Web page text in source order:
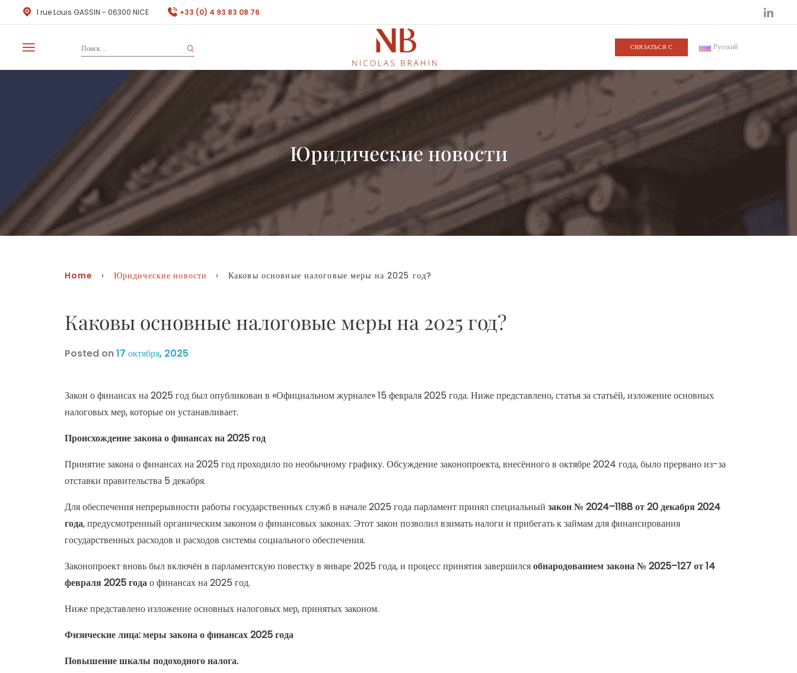
1 rue Louis GASSIN - 06300 NICE +33 (0) 4 93 83 08 76
СВЯЗАТЬСЯ С Русский
Юридические новости
Home › Юридические новости › Каковы основные налоговые меры на 2025 год?
Каковы основные налоговые меры на 2025 год?
Posted on17 октября, 2025
Закон о финансах на 2025 год был опубликован в «Официальном журнале» 15 февраля 2025 года. Ниже представлено, статья за статьёй, изложение основных
налоговых мер, которые он устанавливает.
Происхождение закона о финансах на 2025 год
Принятие закона о финансах на 2025 год проходило по необычному графику. Обсуждение законопроекта, внесённого в октябре 2024 года, было прервано из-за
отставки правительства 5 декабря.
Для обеспечения непрерывности работы государственных служб в начале 2025 года парламент принял специальный закон № 2024–1188 от 20 декабря 2024
года, предусмотренный органическим законом о финансовых законах. Этот закон позволил взимать налоги и прибегать к займам для финансирования
государственных расходов и расходов системы социального обеспечения.
Законопроект вновь был включён в парламентскую повестку в январе 2025 года, и процесс принятия завершилсяобнародованием закона № 2025–127 от 14
февраля 2025 годао финансах на 2025 год.
Ниже представлено изложение основных налоговых мер, принятых законом.
Физические лица: меры закона о финансах 2025 года
Повышение шкалы подоходного налога.